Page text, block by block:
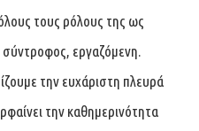
τους ρόλους της ως
εργαζόμενη.
την ευχάριστη πλευρά
την καθημερινότητα